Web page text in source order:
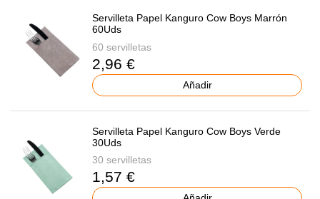
Servilleta Papel Kanguro Cow Boys Marrón
60Uds
60 servilletas
2,96 €
Añadir
Servilleta Papel Kanguro Cow Boys Verde
30Uds
30 servilletas
1,57 €